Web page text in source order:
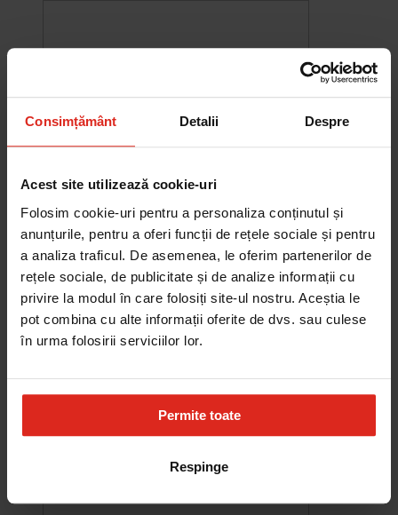
Consimțământ Detalii Despre
Acest site utilizează cookie-uri
Folosim cookie-uri pentru a personaliza conținutul și
anunțurile, pentru a oferi funcții de rețele sociale și pentru
a analiza traficul. De asemenea, le oferim partenerilor de
rețele sociale, de publicitate și de analize informații cu
privire la modul în care folosiți site-ul nostru. Aceștia le
pot combina cu alte informații oferite de dvs. sau culese
în urma folosirii serviciilor lor.
Permite toate
Respinge
-10%
Chiuveta Maris MRG 610-60
Pret special
Adauga în cos